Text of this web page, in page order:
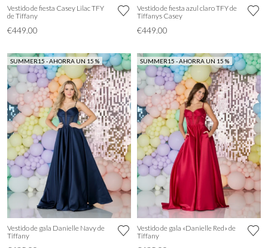
Vestido de fiesta Casey Lilac TFY
de Tiffany
€449.00
Vestido de fiesta azul claro TFY de
Tiffanys Casey
€449.00
SUMMER15 - AHORRA UN 15 %
Vestido de gala Danielle Navy de
Tiffany
SUMMER15 - AHORRA UN 15 %
Vestido de gala «Danielle Red» de
Tiffany